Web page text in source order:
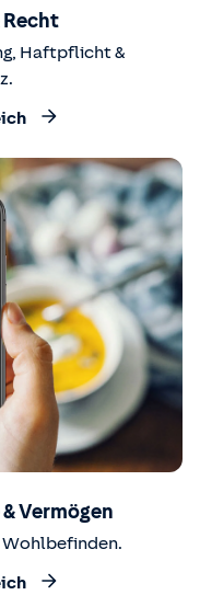
Recht
Haftpflicht &
Vermögen
Wohlbefinden.